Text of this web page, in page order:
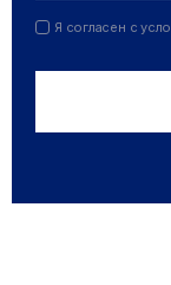
Я согласен с